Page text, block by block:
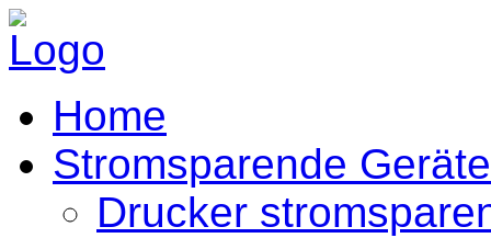
Home
Stromsparende Geräte
Drucker